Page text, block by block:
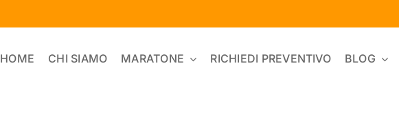
HOME CHI SIAMO MARATONE RICHIEDI PREVENTIVO BLOG